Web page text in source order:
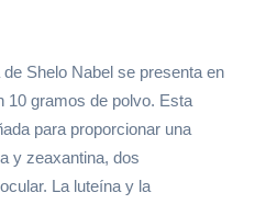
Shelo Nabel se presenta en
10 gramos de polvo. Esta
para proporcionar una
y zeaxantina, dos
La luteína y la